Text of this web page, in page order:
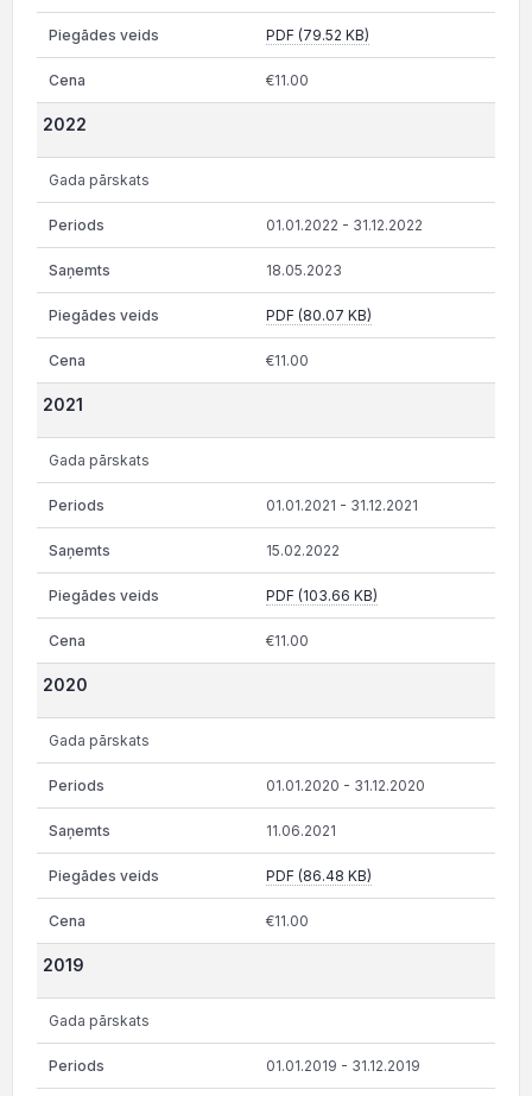
PDF (79.52 KB)
€11.00
2022
Gada pārskats
01.01.2022 - 31.12.2022
18.05.2023
PDF (80.07 KB)
€11.00
2021
Gada pārskats
01.01.2021 - 31.12.2021
15.02.2022
PDF (103.66 KB)
€11.00
2020
Gada pārskats
01.01.2020 - 31.12.2020
11.06.2021
PDF (86.48 KB)
€11.00
2019
Gada pārskats
01.01.2019 - 31.12.2019